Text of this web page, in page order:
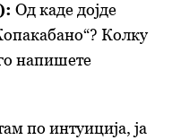
Од каде дојде
Колку
напишете
по интуиција, ја